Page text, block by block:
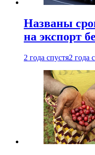
Названы
на экспорт
2 года спустя2 года